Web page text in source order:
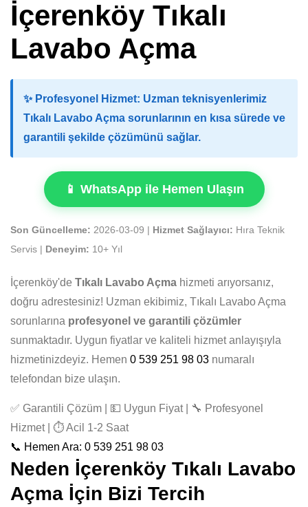
İçerenköy Tıkalı
Lavabo Açma
✨ Profesyonel Hizmet: Uzman teknisyenlerimiz
Tıkalı Lavabo Açma sorunlarının en kısa sürede ve
garantili şekilde çözümünü sağlar.
📱 WhatsApp ile Hemen Ulaşın
Son Güncelleme: 2026-03-09 | Hizmet Sağlayıcı: Hıra Teknik
Servis |
Deneyim: 10+ Yıl
İçerenköy'de Tıkalı Lavabo Açma hizmeti arıyorsanız,
doğru adrestesiniz! Uzman ekibimiz, Tıkalı Lavabo Açma
sorunlarına profesyonel ve garantili çözümler
sunmaktadır. Uygun fiyatlar ve kaliteli hizmet anlayışıyla
hizmetinizdeyiz. Hemen 0 539 251 98 03 numaralı
telefondan bize ulaşın.
✅ Garantili Çözüm | 💵 Uygun Fiyat | 🔧 Profesyonel
Hizmet | ⏱️ Acil 1-2 Saat
📞 Hemen Ara: 0 539 251 98 03
Neden İçerenköy Tıkalı Lavabo
Açma İçin Bizi Tercih